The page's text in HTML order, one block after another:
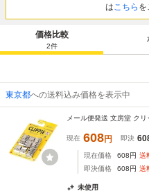
はこちら を
価格比較
2件
東京都への送料込み価格を表示中
メール便発送 文房堂 ク
現在 608円 即決
現在価格 608円 送
即決価格
608円 送
未使用